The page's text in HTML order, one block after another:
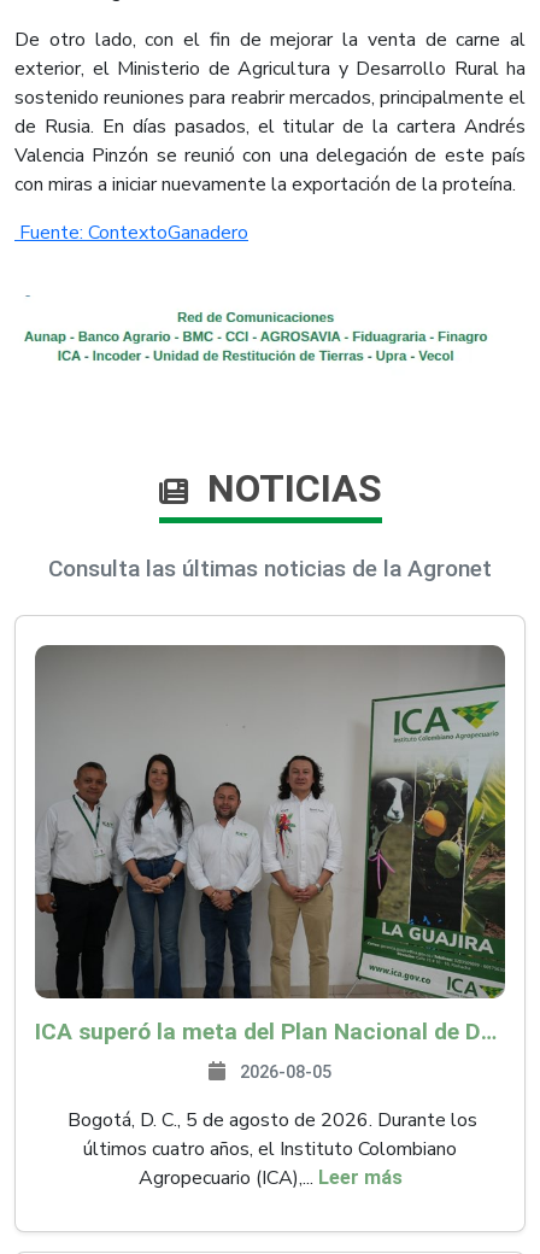
De otro lado, con el fin de mejorar la venta de carne al
exterior, el Ministerio de Agricultura y Desarrollo Rural ha
sostenido reuniones para reabrir mercados, principalmente el
de Rusia. En días pasados, el titular de la cartera Andrés
Valencia Pinzón se reunió con una delegación de este país
con miras a iniciar nuevamente la exportación de la proteína.
Fuente: ​ContextoGanadero
NOTICIAS
Consulta las últimas noticias de la Agronet
ICA superó la meta del Plan Nacional de Desarrollo y abrió 61 mercados internacionales
2026-08-05
Bogotá, D. C., 5 de agosto de 2026. Durante los
últimos cuatro años, el Instituto Colombiano
Agropecuario (ICA),... Leer más